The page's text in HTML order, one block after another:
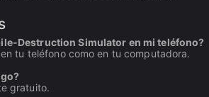
Destruction Simulator en mi teléfono?
tu teléfono como en tu computadora.
gratuito.